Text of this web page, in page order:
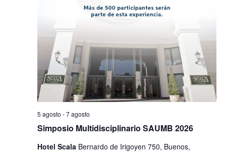
Simposio Multidisciplinario SAUMB 2026
5 agosto -7 agosto
Hotel Scala Bernardo de Irigoyen 750, Buenos,